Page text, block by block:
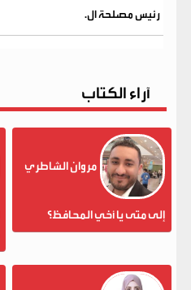
رئيس مصلحة ال.
آراء الكتاب
مروان الشاطري
إلى متى يا أخي المحافظ؟